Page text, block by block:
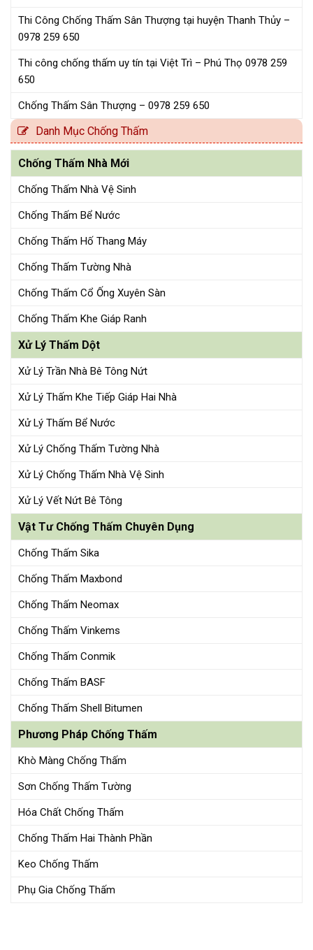
Thi Công Chống Thấm Sân Thượng tại huyện Thanh Thủy –
0978 259 650
Thi công chống thấm uy tín tại Việt Trì – Phú Thọ 0978 259
650
Chống Thấm Sân Thượng – 0978 259 650
Danh Mục Chống Thấm
Chống Thấm Nhà Mới
Chống Thấm Nhà Vệ Sinh
Chống Thấm Bể Nước
Chống Thấm Hố Thang Máy
Chống Thấm Tường Nhà
Chống Thấm Cổ Ống Xuyên Sàn
Chống Thấm Khe Giáp Ranh
Xử Lý Thấm Dột
Xử Lý Trần Nhà Bê Tông Nứt
Xử Lý Thấm Khe Tiếp Giáp Hai Nhà
Xử Lý Thấm Bể Nước
Xử Lý Chống Thấm Tường Nhà
Xử Lý Chống Thấm Nhà Vệ Sinh
Xử Lý Vết Nứt Bê Tông
Vật Tư Chống Thấm Chuyên Dụng
Chống Thấm Sika
Chống Thấm Maxbond
Chống Thấm Neomax
Chống Thấm Vinkems
Chống Thấm Conmik
Chống Thấm BASF
Chống Thấm Shell Bitumen
Phương Pháp Chống Thấm
Khò Màng Chống Thấm
Sơn Chống Thấm Tường
Hóa Chất Chống Thấm
Chống Thấm Hai Thành Phần
Keo Chống Thấm
Phụ Gia Chống Thấm